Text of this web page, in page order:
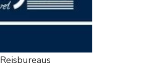
Reisbureaus